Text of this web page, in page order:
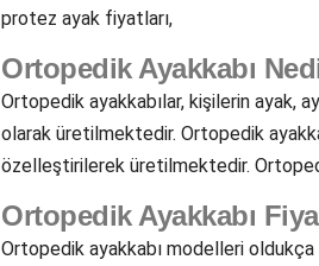
protez ayak fiyatları,
Ortopedik Ayakkabı
Ortopedik ayakkabılar, kişilerin ayak,
olarak üretilmektedir. Ortopedik
özelleştirilerek üretilmektedir.
Ortopedik Ayakkabı
Ortopedik ayakkabı modelleri